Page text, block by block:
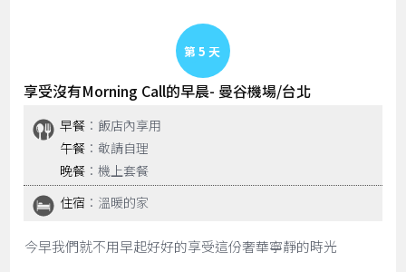
Day 5
享受沒有Morning Call的早晨- 曼谷機場/台北
早餐 ：飯店內享用
午餐 ：敬請自理
晚餐 ：機上套餐
住宿 ：溫暖的家
今早我們就不用早起好好的享受這份奢華寧靜的時光